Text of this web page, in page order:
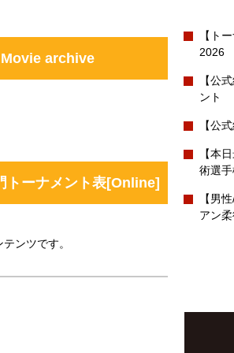
Movie archive
トーナメント表[Online]
ンツです。
【ト
2026
【公
ント
【公
【本
術選
【男
アン